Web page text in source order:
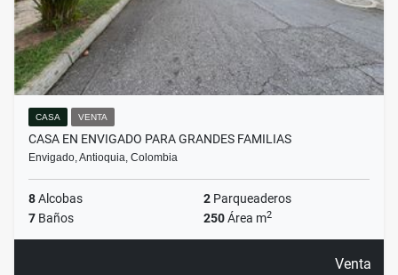
CASA VENTA
CASA EN ENVIGADO PARA GRANDES FAMILIAS
Envigado, Antioquia, Colombia
8Alcobas 2 Parqueaderos
7 Baños 250Área m2
Venta